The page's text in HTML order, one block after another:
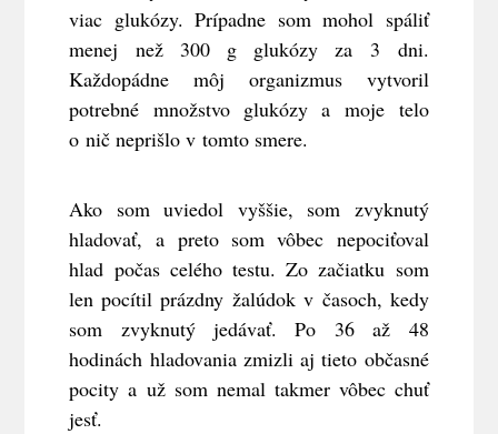
viac glukózy. Prípadne som mohol spáliť
menej než 300 g glukózy za 3 dni.
Každopádne môj organizmus vytvoril
potrebné množstvo glukózy a moje telo
o nič neprišlo v tomto smere.
Ako som uviedol vyššie, som zvyknutý
hladovať, a preto som vôbec nepociťoval
hlad počas celého testu. Zo začiatku som
len pocítil prázdny žalúdok v časoch, kedy
som zvyknutý jedávať. Po 36 až 48
hodinách hladovania zmizli aj tieto občasné
pocity a už som nemal takmer vôbec chuť
jesť.